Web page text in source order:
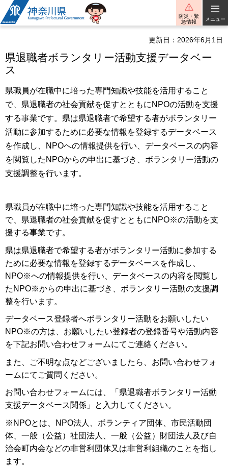
神奈川県
防災・緊
急情報
メニュー
更新日：2026年6月1日
県退職者ボランタリー活動支援データベー
ス
県職員が在職中に培った専門知識や技能を活用すること
で、県退職者の社会貢献を促すとともにNPOの活動を支援
する事業です。県は県退職者で希望する者がボランタリー
活動に参加するために必要な情報を登録するデータベース
を作成し、NPOへの情報提供を行い、データベースの内容
を閲覧したNPOからの申出に基づき、ボランタリー活動の
支援調整を行います。
県職員が在職中に培った専門知識や技能を活用すること
で、県退職者の社会貢献を促すとともにNPO※の活動を支
援する事業です。
県は県退職者で希望する者がボランタリー活動に参加する
ために必要な情報を登録するデータベースを作成し、
NPO※への情報提供を行い、データベースの内容を閲覧し
たNPO※からの申出に基づき、ボランタリー活動の支援調
整を行います。
データベース登録者へボランタリー活動をお願いしたい
NPO※の方は、お願いしたい登録者の登録番号や活動内容
を下記お問い合わせフォームにてご連絡ください。
また、ご不明な点などございましたら、お問い合わせフォ
ームにてご質問ください。
お問い合わせフォームには、「県退職者ボランタリー活動
支援データベース関係」と入力してください。
※NPOとは、NPO法人、ボランティア団体、市民活動団
体、一般（公益）社団法人、一般（公益）財団法人及び自
治会町内会などの非営利団体又は非営利組織のことを指し
ます。